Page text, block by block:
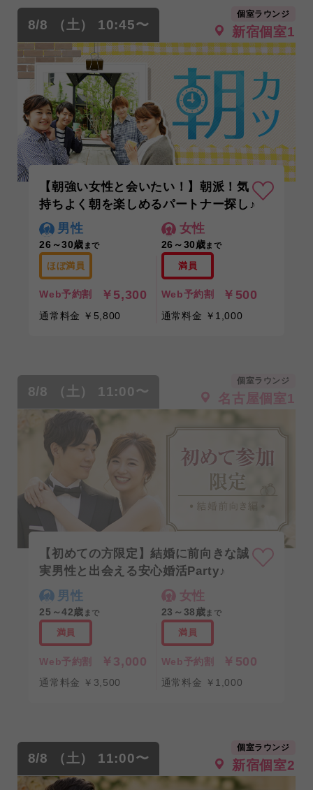
8/8 （土） 10:45〜
個室ラウンジ
新宿個室1
【朝強い女性と会いたい！】朝派！気
持ちよく朝を楽しめるパートナー探し♪
男性
26～30歳 まで
ほぼ満員
Web予約割 ￥5,300
通常料金 ￥5,800
女性
26～30歳まで
満員
Web予約割 ￥500
通常料金 ￥1,000
8/8 （土） 11:00〜
個室ラウンジ
名古屋個室1
【初めての方限定】結婚に前向きな誠
実男性と出会える安心婚活Party♪
男性
25～42歳 まで
満員
Web予約割 ￥3,000
通常料金 ￥3,500
女性
23～38歳 まで
満員
Web予約割 ￥500
通常料金 ￥1,000
8/8 （土） 11:00〜
個室ラウンジ
新宿個室2